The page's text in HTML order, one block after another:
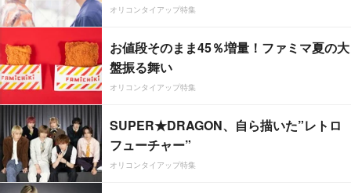
オリコンタイアップ特集
お値段そのまま45％増量！ファミマ夏の大
盤振る舞い
オリコンタイアップ特集
SUPER★DRAGON、自ら描いた”レトロ
フューチャー”
オリコンタイアップ特集